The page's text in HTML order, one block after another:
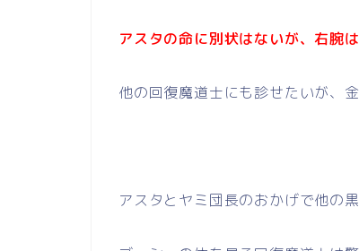
アスタの命に別状はないが、右腕
他の回復魔道士にも診せたいが、
アスタとヤミ団長のおかげで他の